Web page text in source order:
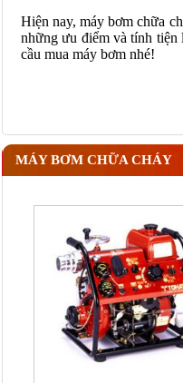
Hiện nay,máy bơm chữa
những ưu điểm và tính
cầu mua máy bơm nhé!
MÁY BƠM CHỮA CHÁY